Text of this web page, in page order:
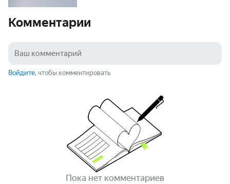
Комментарии
Войдите, чтобы комментировать
Пока нет комментариев